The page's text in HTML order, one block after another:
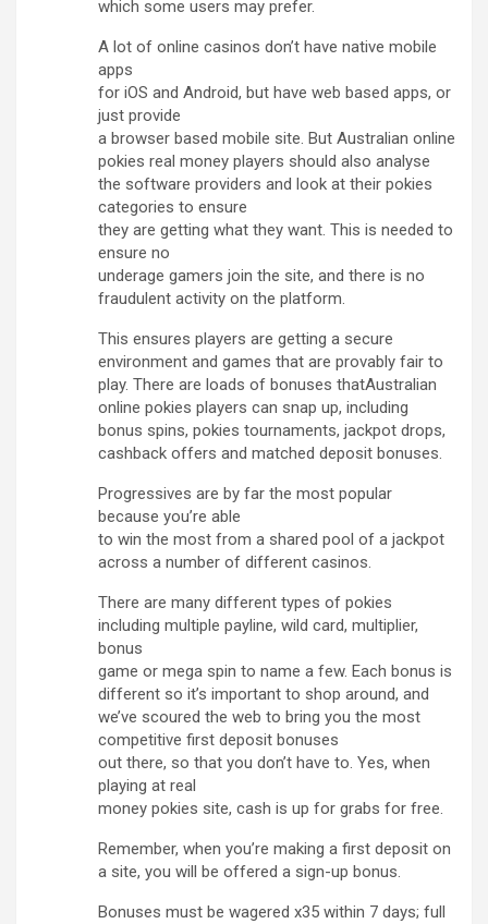
which some users may prefer.
A lot of online casinos don’t have native mobile
apps
for iOS and Android, but have web based apps, or
just provide
a browser based mobile site. But Australian online
pokies real money players should also analyse
the software providers and look at their pokies
categories to ensure
they are getting what they want. This is needed to
ensure no
underage gamers join the site, and there is no
fraudulent activity on the platform.
This ensures players are getting a secure
environment and games that are provably fair to
play. There are loads of bonuses thatAustralian
online pokies players can snap up, including
bonus spins, pokies tournaments, jackpot drops,
cashback offers and matched deposit bonuses.
Progressives are by far the most popular
because you’re able
to win the most from a shared pool of a jackpot
across a number of different casinos.
There are many different types of pokies
including multiple payline, wild card, multiplier,
bonus
game or mega spin to name a few. Each bonus is
different so it’s important to shop around, and
we’ve scoured the web to bring you the most
competitive first deposit bonuses
out there, so that you don’t have to. Yes, when
playing at real
money pokies site, cash is up for grabs for free.
Remember, when you’re making a first deposit on
a site, you will be offered a sign-up bonus.
Bonuses must be wagered x35 within 7 days; full